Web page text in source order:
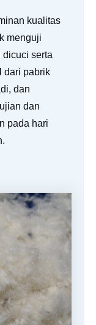
kualitas
menguji
dicuci serta
dari pabrik
dan
dan
pada hari